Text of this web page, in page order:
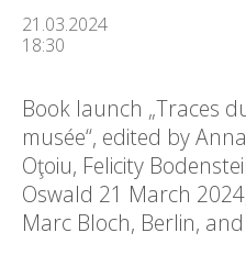
21.03.2024
18:30
Book launch „Traces
musée“, edited by
Oţoiu, Felicity
Oswald 21 March
Marc Bloch, Berlin,